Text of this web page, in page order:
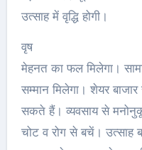
उत्साह में वृद्धि होगी।
वृष
मेहनत का फल मिलेगा।
सम्मान मिलेगा। शेयर
सकते हैं। व्यवसाय से
चोट व रोग से बचें। उत्साह